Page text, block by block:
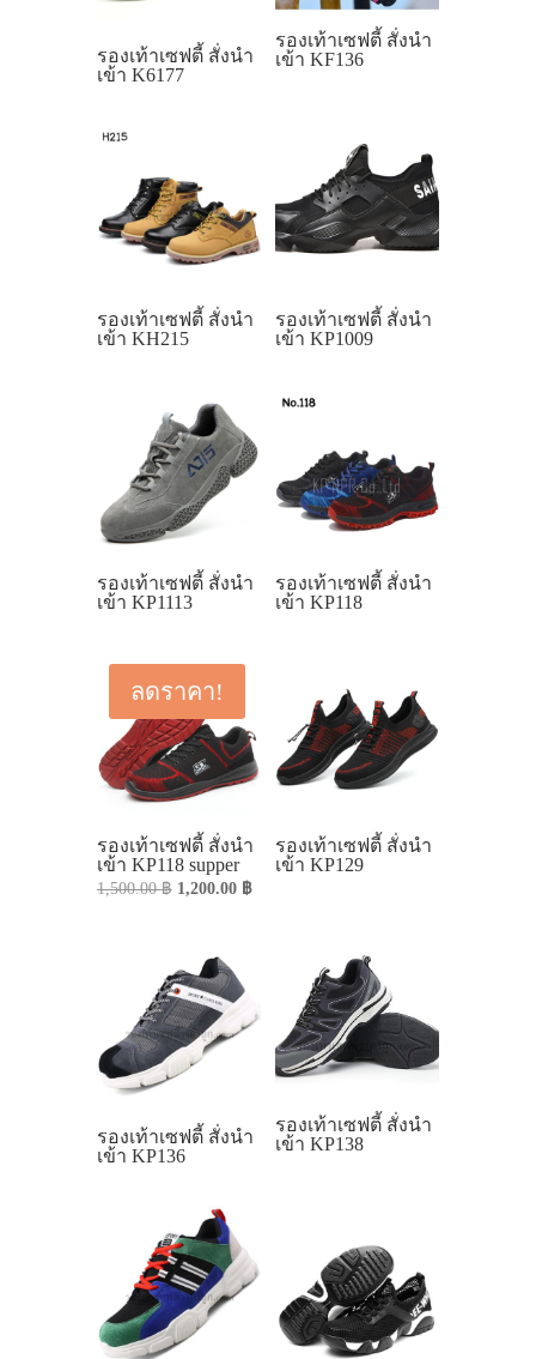
รองเท้าเซฟตี้ สั่งนำ
เข้า K6177
รองเท้าเซฟตี้ สั่งนำ
เข้า KF136
รองเท้าเซฟตี้ สั่งนำ
เข้า KH215
รองเท้าเซฟตี้ สั่งนำ
เข้า KP1009
รองเท้าเซฟตี้ สั่งนำ
เข้า KP1113
รองเท้าเซฟตี้ สั่งนำ
เข้า KP118
ลดราคา!
รองเท้าเซฟตี้ สั่งนำ
เข้า KP118 supper
1,500.00฿ Original
1,500.00 ฿.
1,200.00 ฿Current
1,200.00 ฿.
รองเท้าเซฟตี้ สั่งนำ
เข้า KP129
รองเท้าเซฟตี้ สั่งนำ
เข้า KP136
รองเท้าเซฟตี้ สั่งนำ
เข้า KP138